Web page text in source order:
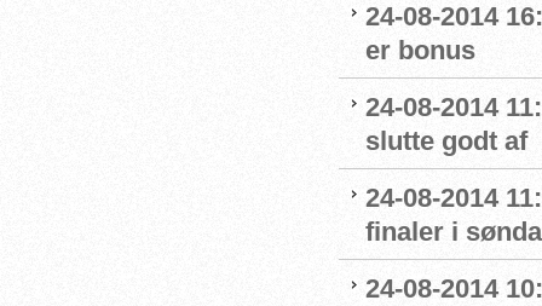
24-08-2014
er bonus
24-08-2014
slutte godt af
24-08-2014
finaler i
24-08-2014